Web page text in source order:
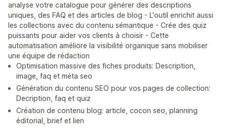
analyse votre catalogue pour générer des descriptions
uniques, des FAQ et des articles de blog - L'outil enrichit aussi
les collections avec du contenu sémantique - Crée des quiz
puissants pour aider vos clients à choisir - Cette
automatisation améliore la visibilité organique sans mobiliser
une équipe de rédaction
Optimisation massive des fiches produits: Description,
image, faq et méta seo
Génération du contenu SEO pour vos pages de collection:
Decription, faq et quiz
Création de contenu blog: article, cocon seo, planning
éditorial, brief et lien